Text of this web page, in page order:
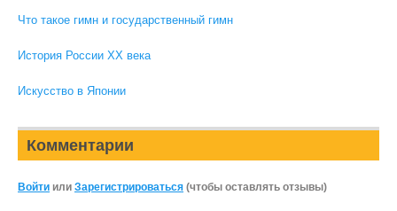
Что такое гимн и государственный гимн
История России XX века
Искусство в Японии
Комментарии
Войти или Зарегистрироваться (чтобы оставлять отзывы)